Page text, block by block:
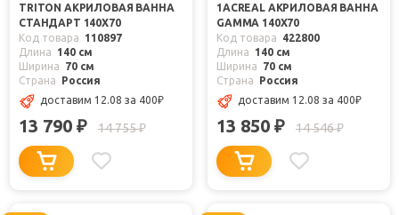
TRITON АКРИЛОВАЯ ВАННА
СТАНДАРТ 140X70
Код товара
110897
Длина
140 см
Ширина
70 см
Страна
Россия
доставим 12.08 за 400₽
13 790 ₽ 14 755₽
1ACREAL АКРИЛОВАЯ ВАННА
GAMMA 140X70
Код товара
422800
Длина
140 см
Ширина
70 см
Страна
Россия
доставим 12.08 за 400₽
13 850 ₽ 14 546₽